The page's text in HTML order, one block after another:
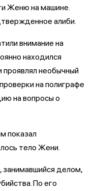
Женю на машине.
алиби.
внимание на
находился
проявлял необычный
на полиграфе
на вопросы о
показал
тело Жени.
занимавшийся делом,
По его